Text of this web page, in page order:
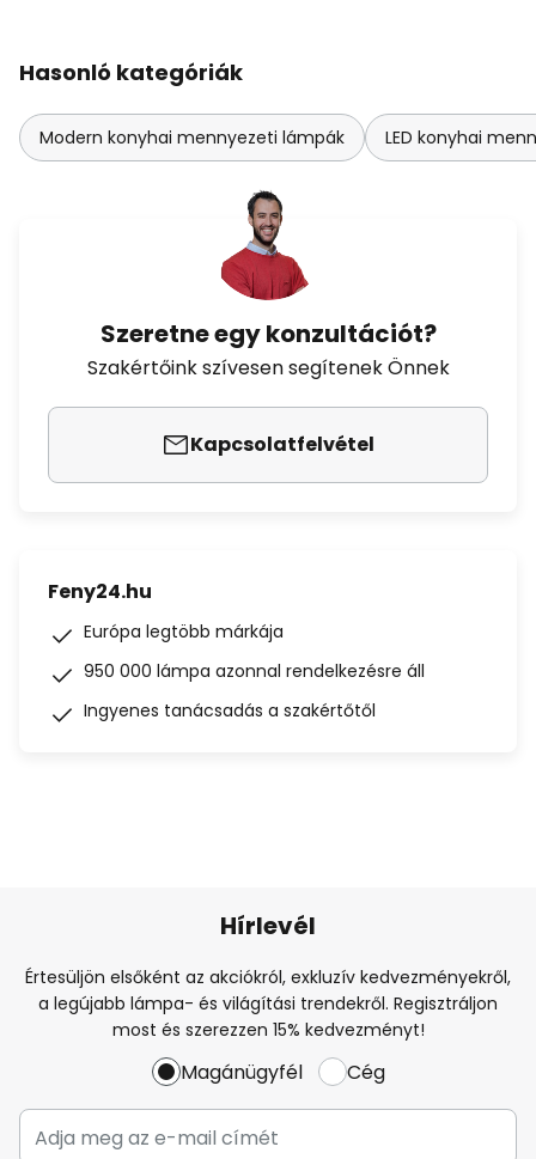
Hasonló kategóriák
Modern konyhai mennyezeti lámpák LED konyhai
Szeretne egy konzultációt?
Szakértőink szívesen segítenek Önnek
Kapcsolatfelvétel
Feny24.hu
Európa legtöbb márkája
950 000 lámpa azonnal rendelkezésre áll
Ingyenes tanácsadás a szakértőtől
Hírlevél
Értesüljön elsőként az akciókról, exkluzív kedvezményekről,
a legújabb lámpa- és világítási trendekről. Regisztráljon
most és szerezzen 15% kedvezményt!
Magánügyfél Cég